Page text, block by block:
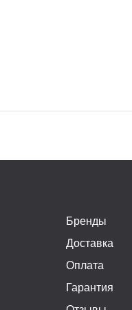
Бренды
Доставка
Оплата
Гарантия